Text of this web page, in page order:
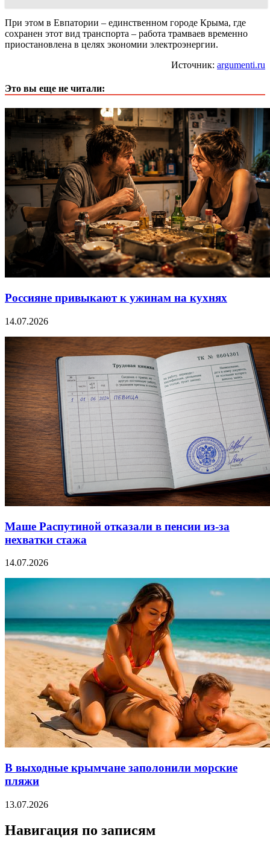
При этом в Евпатории – единственном городе Крыма, где
сохранен этот вид транспорта – работа трамваев временно
приостановлена в целях экономии электроэнергии.
Источник: argumenti.ru
Это вы еще не читали:
Россияне привыкают к ужинам на кухнях
14.07.2026
Маше Распутиной отказали в пенсии из-за
нехватки стажа
14.07.2026
В выходные крымчане заполонили морские
пляжи
13.07.2026
Навигация по записям